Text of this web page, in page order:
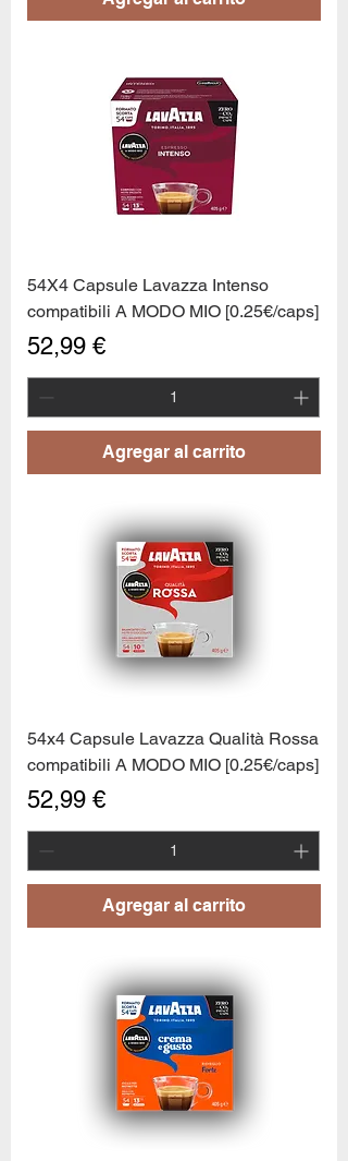
54X4 Capsule Lavazza Intenso
compatibili A MODO MIO [0.25€/caps]
Precio
52,99 €
Agregar al carrito
54x4 Capsule Lavazza Qualità Rossa
compatibili A MODO MIO [0.25€/caps]
Precio
52,99 €
Agregar al carrito